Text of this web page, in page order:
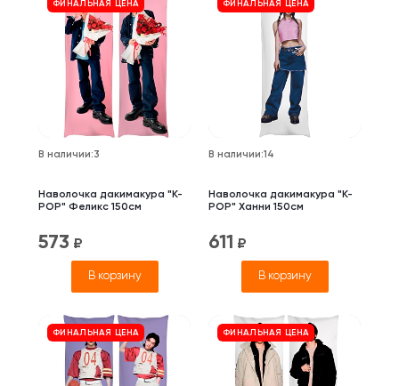
ФИНАЛЬНАЯ ЦЕНА
В наличии:3
Наволочка дакимакура "K-
POP" Феликс 150см
573 ₽
В корзину
ФИНАЛЬНАЯ ЦЕНА
В наличии:14
Наволочка дакимакура "K-
POP" Ханни 150см
611 ₽
В корзину
ФИНАЛЬНАЯ ЦЕНА ФИНАЛЬНАЯ ЦЕНА